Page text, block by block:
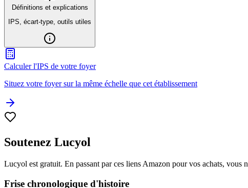
Définitions et explications
IPS, écart-type, outils utiles
Calculer l'IPS de votre foyer
Situez votre foyer sur la même échelle que cet établissement
Soutenez Lucyol
Lucyol est gratuit. En passant par ces liens Amazon pour vos achats, vous
Frise chronologique d'histoire